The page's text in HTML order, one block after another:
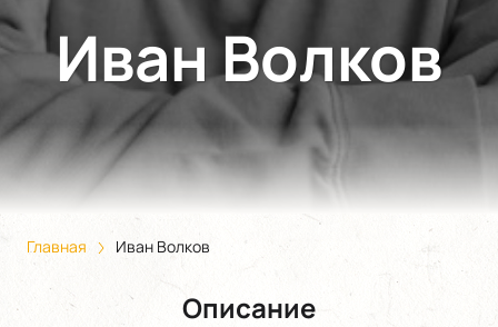
Иван Волков
Главная Иван Волков
Описание